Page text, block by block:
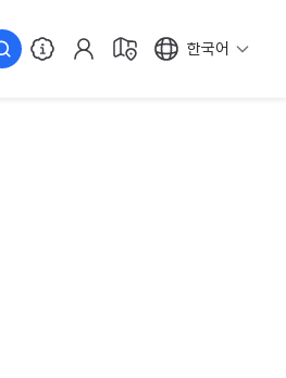
한국어